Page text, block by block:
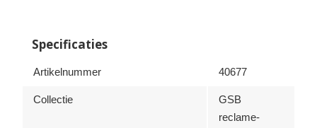
Specificaties
Artikelnummer 40677
Collectie
GSB
reclame-